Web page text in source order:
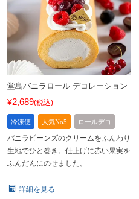
堂島バニラロール デコレーション
¥2,689 税込
冷凍便 人気No5 ロールデコ
バニラビーンズのクリームをふんわり
生地でひと巻き。仕上げに赤い果実を
ふんだんにのせました。
詳細を見る